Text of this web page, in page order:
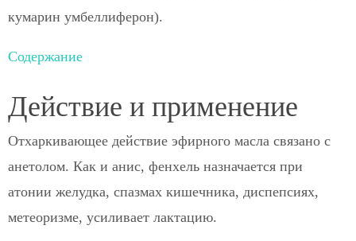
кумарин умбеллиферон).
Содержание
Действие и применение
Отхаркивающее действие эфирного масла связано с
анетолом. Как и анис, фенхель назначается при
атонии желудка, спазмах кишечника, диспепсиях,
метеоризме, усиливает лактацию.